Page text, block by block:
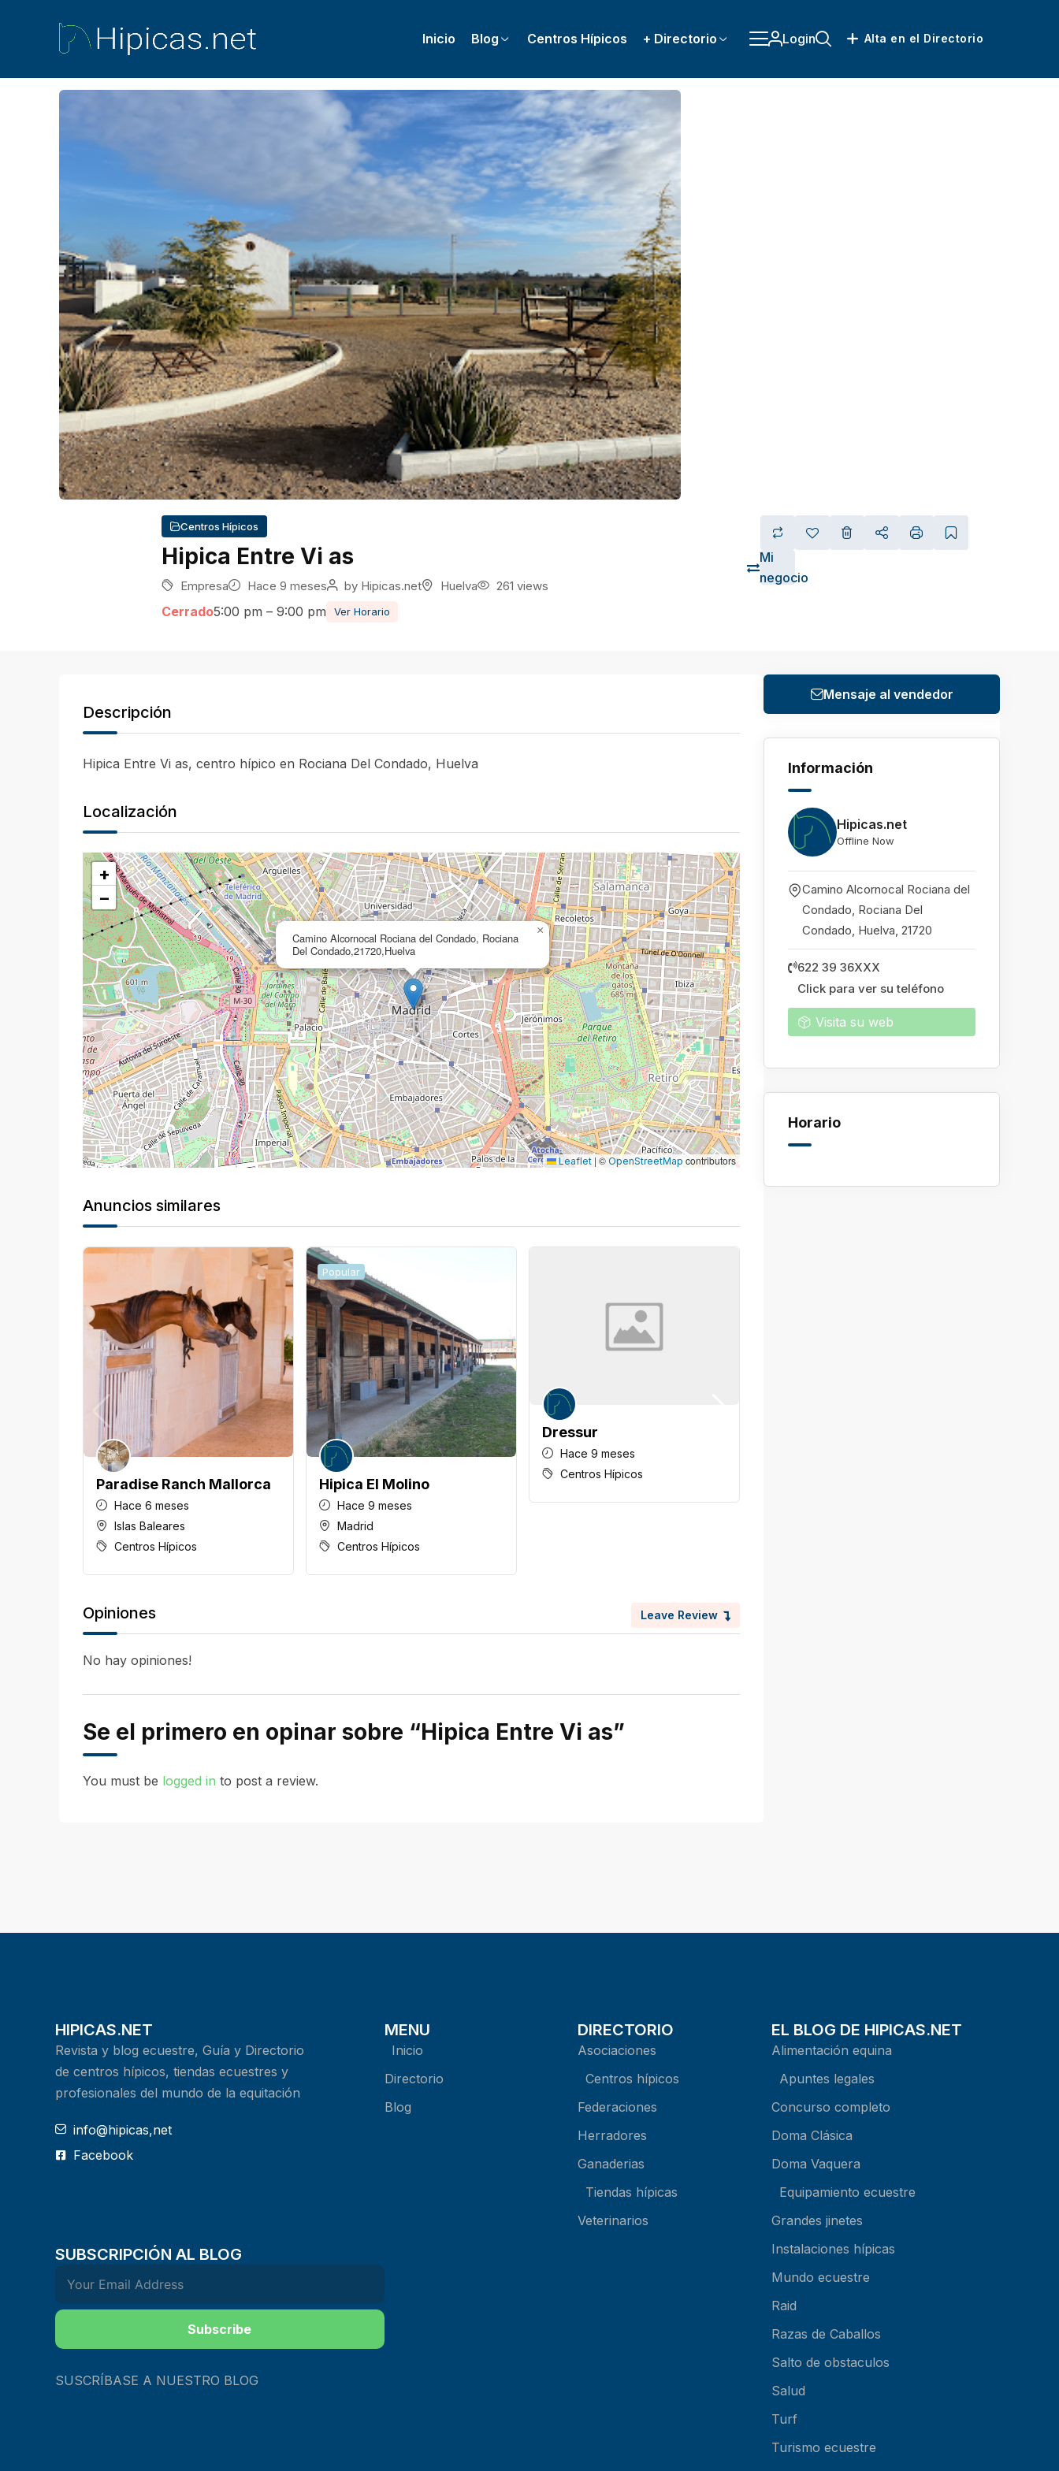
Inicio Blog Centros Hípicos + Directorio Login Alta en el Directorio
Centros Hípicos
Hipica Entre Vi as
Empresa Hace 9 meses by Hipicas.net Huelva 261 views
Cerrado5:00 pm – 9:00 pm Ver Horario
Mi
negocio
Descripción
Hipica Entre Vi as, centro hípico en Rociana Del Condado, Huelva
Localización
Camino Alcornocal Rociana del Condado, Rociana
Del Condado,21720,Huelva
×
+
−
Leaflet | ©OpenStreetMap contributors
Anuncios similares
Paradise Ranch Mallorca
Hace 6 meses
Islas Baleares
Centros Hípicos
Popular
Hipica El Molino
Hace 9 meses
Madrid
Centros Hípicos
Dressur
Hace 9 meses
Centros Hípicos
Opiniones Leave Review
No hay opiniones!
Se el primero en opinar sobre “Hipica Entre Vi as”
You must be logged in to post a review.
Mensaje al vendedor
Información
Hipicas.net
Offline Now
Camino Alcornocal Rociana del
Condado, Rociana Del
Condado, Huelva, 21720
622 39 36XXX
Click para ver su teléfono
Visita su web
Horario
HIPICAS.NET
Revista y blog ecuestre, Guía y Directorio
de centros hípicos, tiendas ecuestres y
profesionales del mundo de la equitación
info@hipicas,net
Facebook
SUBSCRIPCIÓN AL BLOG
Subscribe
SUSCRÍBASE A NUESTRO BLOG
MENU
Inicio
Directorio
Blog
DIRECTORIO
Asociaciones
Centros hípicos
Federaciones
Herradores
Ganaderias
Tiendas hípicas
Veterinarios
EL BLOG DE HIPICAS.NET
Alimentación equina
Apuntes legales
Concurso completo
Doma Clásica
Doma Vaquera
Equipamiento ecuestre
Grandes jinetes
Instalaciones hípicas
Mundo ecuestre
Raid
Razas de Caballos
Salto de obstaculos
Salud
Turf
Turismo ecuestre